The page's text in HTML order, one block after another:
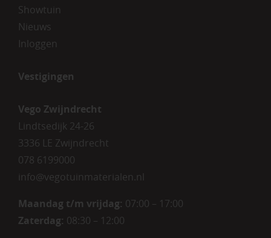
Showtuin
Nieuws
Inloggen
Vestigingen
Vego Zwijndrecht
Lindtsedijk 24-26
3336 LE Zwijndrecht
078 6199000
info@vegotuinmaterialen.nl
Maandag t/m vrijdag: 07:00 – 17:00
Zaterdag: 08:30 – 12:00